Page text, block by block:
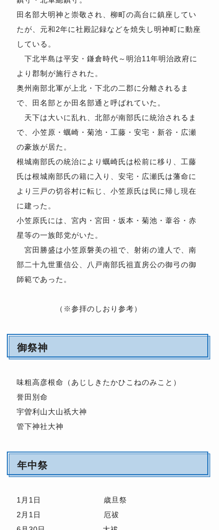
田名部大明神と崇敬され、柳町の高台に鎮座してい
たが、元和2年に社殿記録などを焼失し明神町に動座
している。
下北半島は平安・鎌倉時代～明治11年明治政府に
より郡制が施行された。
奥州南部北軍が上北・下北の二郡に分離されるま
で、田名部とか田名部通と呼ばれていた。
天下は大いに乱れ、北部が南部氏に統治されるま
で、小笠原・蠣崎・菊池・工藤・安宅・新谷・広瀬
の豪族が居た。
根城南部氏の統治により蠣崎氏は松前に移り、工藤
氏は根城南部氏の籍に入り、安宅・広瀬氏は藩命に
より三戸の切谷村に転じ、小笠原氏は民に帰し現在
に建った。
小笠原氏には、宮内・宮田・坂本・菊池・葦谷・赤
星等の一族郎党がいた。
宮田勝盛は小笠原磐美の祖で、射術の達人で、南
部二十九世重信公、八戸南部氏祖直房公の御弓の御
師範であった。
（※参拝のしおり参考）
御祭神
味粗高彦根命（あじしきたかひこねのみこと）
誉田別命
宇曽利山大山祇大神
管下神社大神
年中祭
1月1日 歳旦祭
2月1日 厄祓